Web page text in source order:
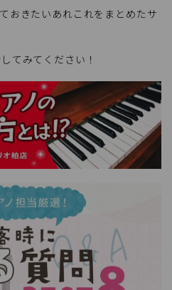
おきたいあれこれをまとめたサ
てみてください！